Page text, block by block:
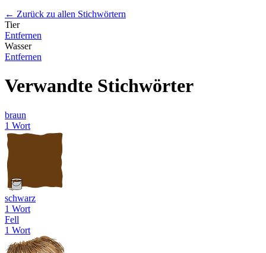
← Zurück zu allen Stichwörtern
Tier
Entfernen
Wasser
Entfernen
Verwandte Stichwörter
braun
1 Wort
schwarz
1 Wort
Fell
1 Wort